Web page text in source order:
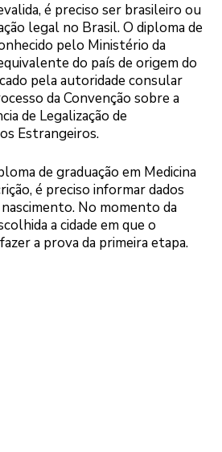
é preciso ser brasileiro ou
legal no Brasil. O diploma de
pelo Ministério da
do país de origem do
pela autoridade consular
da Convenção sobre a
de Legalização de
Estrangeiros.
de graduação em Medicina
é preciso informar dados
No momento da
a cidade em que o
a prova da primeira etapa.